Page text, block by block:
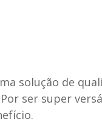
solução de
ser super